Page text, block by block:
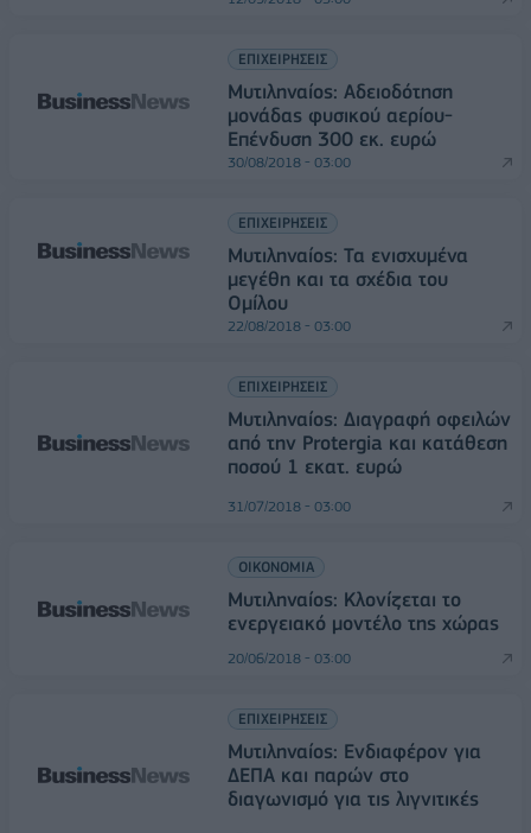
ΕΠΙΧΕΙΡΗΣΕΙΣ
Μυτιληναίος: Αδειοδότηση
μονάδας φυσικού αερίου-
Επένδυση 300 εκ. ευρώ
30/08/2018 - 03:00
ΕΠΙΧΕΙΡΗΣΕΙΣ
Μυτιληναίος: Τα ενισχυμένα
μεγέθη και τα σχέδια του
Ομίλου
22/08/2018 - 03:00
ΕΠΙΧΕΙΡΗΣΕΙΣ
Μυτιληναίος: Διαγραφή οφειλών
από την Protergia και κατάθεση
ποσού 1 εκατ. ευρώ
31/07/2018 - 03:00
ΟΙΚΟΝΟΜΙΑ
Μυτιληναίος: Κλονίζεται το
ενεργειακό μοντέλο της χώρας
20/06/2018 - 03:00
ΕΠΙΧΕΙΡΗΣΕΙΣ
Μυτιληναίος: Ενδιαφέρον για
ΔΕΠΑ και παρών στο
διαγωνισμό για τις λιγνιτικές